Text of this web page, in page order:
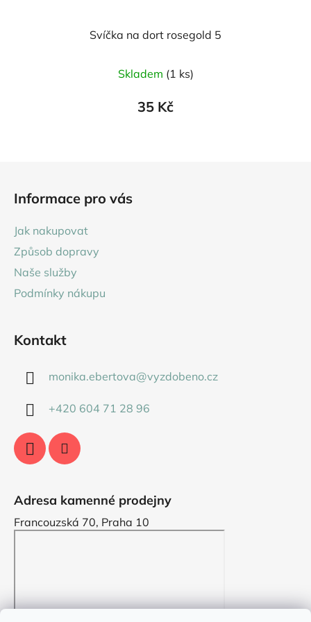
Svíčka na dort rosegold 5
Skladem (1 ks)
35 Kč
Informace pro vás
Jak nakupovat
Způsob dopravy
Naše služby
Podmínky nákupu
Kontakt
monika.ebertova@vyzdobeno.cz
+420 604 71 28 96
Adresa kamenné prodejny
Francouzská 70, Praha 10